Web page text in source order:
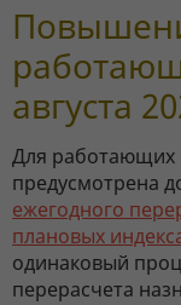
августа
Для работающих
предусмотрена
ежегодного
плановых
одинаковый
перерасчета